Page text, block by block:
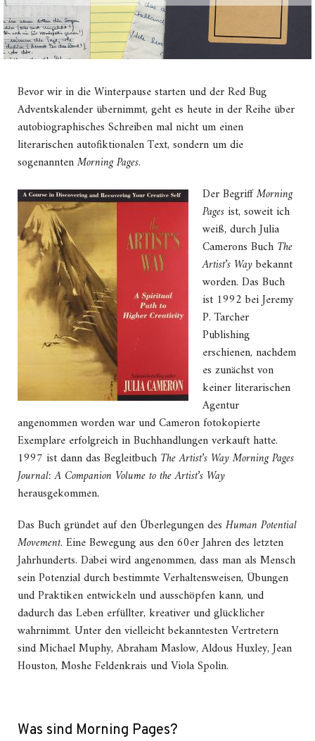
Bevor wir in die Winterpause starten und der Red Bug
Adventskalender übernimmt, geht es heute in der Reihe über
autobiographisches Schreiben mal nicht um einen
literarischen autofiktionalen Text, sondern um die
sogenanntenMorning Pages.
Der BegriffMorning
Pagesist, soweit ich
weiß, durch Julia
Camerons Buch The
Artist’s Waybekannt
worden. Das Buch
ist 1992 bei Jeremy
P. Tarcher
Publishing
erschienen, nachdem
es zunächst von
keiner literarischen
Agentur
angenommen worden war und Cameron fotokopierte
Exemplare erfolgreich in Buchhandlungen verkauft hatte.
1997 ist dann das Begleitbuch The Artist’s Way Morning Pages
Journal: A Companion Volume to the Artist’s Way
herausgekommen.
Das Buch gründet auf den Überlegungen des Human Potential
Movement. Eine Bewegung aus den 60er Jahren des letzten
Jahrhunderts. Dabei wird angenommen, dass man als Mensch
sein Potenzial durch bestimmte Verhaltensweisen, Übungen
und Praktiken entwickeln und ausschöpfen kann, und
dadurch das Leben erfüllter, kreativer und glücklicher
wahrnimmt. Unter den vielleicht bekanntesten Vertretern
sind Michael Muphy, Abraham Maslow, Aldous Huxley, Jean
Houston, Moshe Feldenkrais und Viola Spolin.
Was sind Morning Pages?